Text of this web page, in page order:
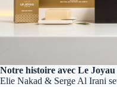
Notre histoire avec Le Joyau
Elie Nakad & Serge Al Irani